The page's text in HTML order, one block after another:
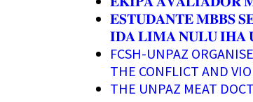
𝐄𝐒𝐓𝐔𝐃𝐀𝐍𝐓𝐄 𝐌𝐁𝐁𝐒
𝐈𝐃𝐀 𝐋𝐈𝐌𝐀 𝐍𝐔𝐋𝐔 𝐈𝐇𝐀
FCSH-UNPAZ
THE CONFLICT AND
THE UNPAZ MEAT